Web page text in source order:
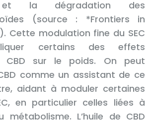
et la dégradation des
(source : *Frontiers in
Cette modulation fine du SEC
certains des effets
CBD sur le poids. On peut
comme un assistant de ce
aidant à moduler certaines
en particulier celles liées à
métabolisme. L’huile de CBD